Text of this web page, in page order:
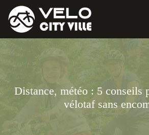
Distance, météo : 5 conseils
vélotaf sans